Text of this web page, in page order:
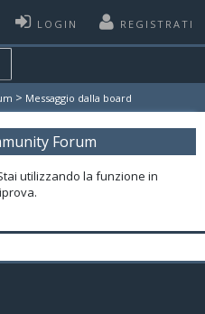
LOGIN REGISTRATI
> Messaggio dalla board
Forum
utilizzando la funzione in